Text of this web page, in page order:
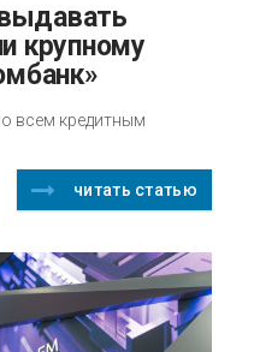
крупному
всем кредитным
читать статью